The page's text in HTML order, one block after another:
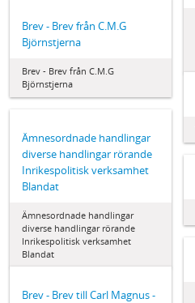
Brev - Brev från C.M.G
Björnstjerna
Brev - Brev från C.M.G
Björnstjerna
Ämnesordnade handlingar 
diverse handlingar rörande
Inrikespolitisk verksamhet 
Blandat
Ämnesordnade handlingar 
diverse handlingar rörande
Inrikespolitisk verksamhet 
Blandat
Brev - Brev till Carl Magnus -